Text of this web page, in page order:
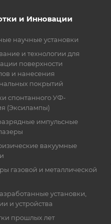
и Инновации
научные установки
и технологии для
поверхности
и нанесения
покрытий
спонтанного УФ-
(Эксилампы)
импульсные
вакуумные
газовой и металлической
установки,
и устройства
прошлых лет